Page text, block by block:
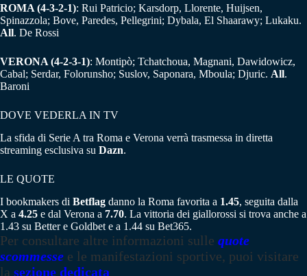
ROMA (4-3-2-1): Rui Patricio; Karsdorp, Llorente, Huijsen,
Spinazzola; Bove, Paredes, Pellegrini; Dybala, El Shaarawy; Lukaku.
All. De Rossi
VERONA (4-2-3-1): Montipò; Tchatchoua, Magnani, Dawidowicz,
Cabal; Serdar, Folorunsho; Suslov, Saponara, Mboula; Djuric. All.
Baroni
DOVE VEDERLA IN TV
La sfida di Serie A tra Roma e Verona verrà trasmessa in diretta
streaming esclusiva su Dazn.
LE QUOTE
I bookmakers di Betflag danno la Roma favorita a 1.45, seguita dalla
X a 4.25 e dal Verona a 7.70. La vittoria dei giallorossi si trova anche a
1.43 su Better e Goldbet e a 1.44 su Bet365.
Per consultare altre informazioni sulle quote
scommesse e le manifestazioni sportive, puoi visitare
la sezione dedicata